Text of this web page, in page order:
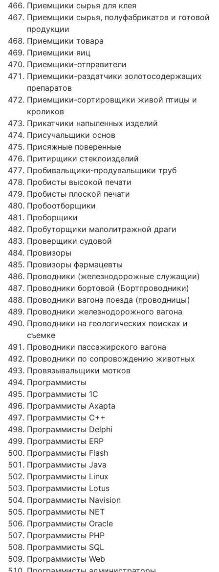
Приемщики сырья для клея
Приемщики сырья, полуфабрикатов и готовой
продукции
Приемщики товара
Приемщики яиц
Приемщики-отправители
Приемщики-раздатчики золотосодержащих
препаратов
Приемщики-сортировщики живой птицы и
кроликов
Прикатчики напыленных изделий
Присучальщики основ
Присяжные поверенные
Притирщики стеклоизделий
Пробивальщики-продувальщики труб
Пробисты высокой печати
Пробисты плоской печати
Пробоотборщики
Проборщики
Пробуторщики малолитражной драги
Проверщики судовой
Провизоры
Провизоры фармацевты
Проводники (железнодорожные служащии)
Проводники бортовой (Бортпроводники)
Проводники вагона поезда (проводницы)
Проводники железнодорожного вагона
Проводники на геологических поисках и
съемке
Проводники пассажирского вагона
Проводники по сопровождению животных
Провязывальщики мотков
Программисты
Программисты 1С
Программисты Axapta
Программисты C++
Программисты Delphi
Программисты ERP
Программисты Flash
Программисты Java
Программисты Linux
Программисты Lotus
Программисты Navision
Программисты NET
Программисты Oracle
Программисты PHP
Программисты SQL
Программисты Web